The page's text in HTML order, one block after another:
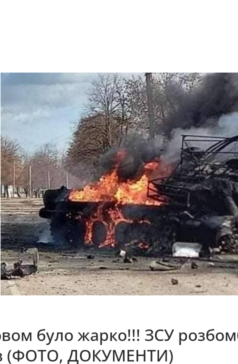
було жарко!!! ЗСУ
(ФОТО, ДОКУМЕНТИ)